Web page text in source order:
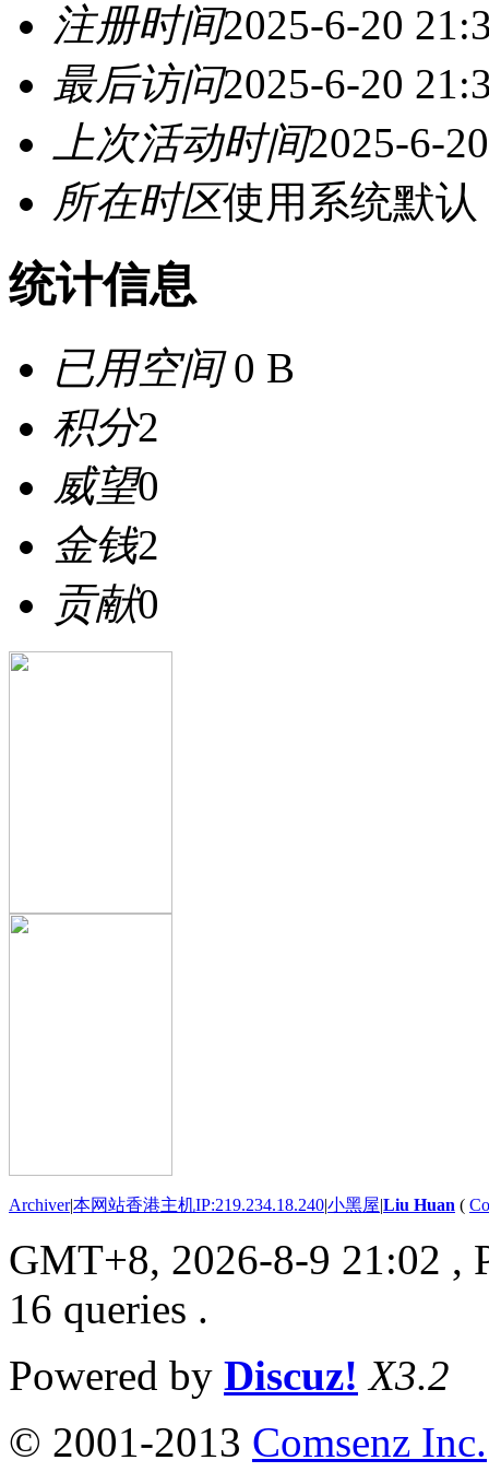
注册时间2025-6-20
最后访问2025-6-20
上次活动时间2025-6-
所在时区使用系统默认
统计信息
已用空间0 B
积分2
威望0
金钱2
贡献0
Archiver|本网站香港主机IP:219.234.18.240|小黑屋|Liu Huan (
GMT+8, 2026-8-9 21:02 ,
16 queries .
Powered by Discuz! X3.2
© 2001-2013 Comsenz Inc.